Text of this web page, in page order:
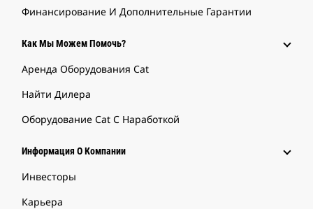
Финансирование И Дополнительные Гарантии
Как Мы Можем Помочь?
Аренда Оборудования Cat
Найти Дилера
Оборудование Cat С Наработкой
Информация О Компании
Инвесторы
Карьера